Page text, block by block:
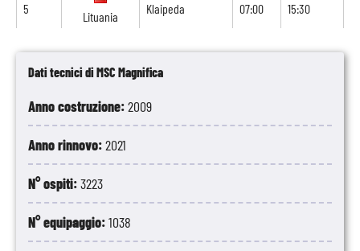
Dati tecnici di MSC Magnifica
Anno costruzione:2009
Anno rinnovo:2021
N° ospiti:3223
N° equipaggio:1038
5
Lituania
Klaipeda 07:00 15:30
6 Riga 07:00 14:30
Svezia